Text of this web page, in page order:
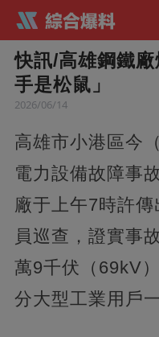
快訊/高雄鋼鐵
手是松鼠」
2026/06/14
高雄市小港區今
電力設備故障事
廠于上午7時許
員巡查，證實事
萬9千伏（69kV
分大型工業用戶